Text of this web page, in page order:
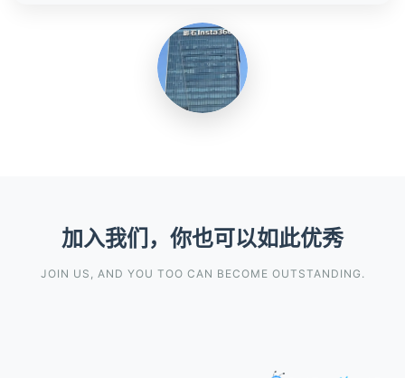
加入我们，你也可以如此优秀
JOIN US, AND YOU TOO CAN BECOME OUTSTANDING.